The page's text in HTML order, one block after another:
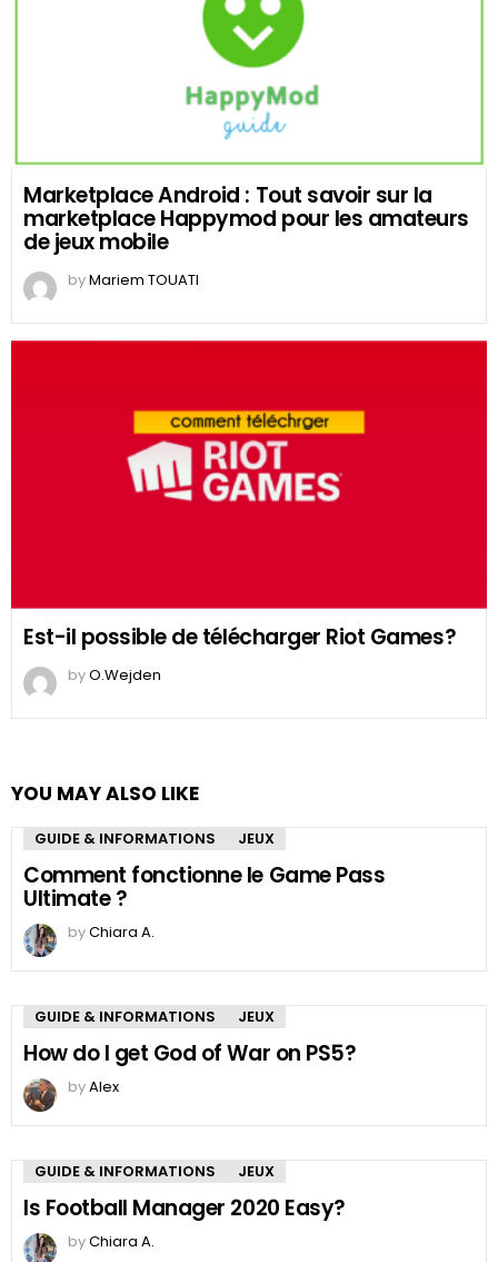
Marketplace Android : Tout savoir sur la
marketplace Happymod pour les amateurs
de jeux mobile
byMariem TOUATI
Est-il possible de télécharger Riot Games?
byO.Wejden
YOU MAY ALSO LIKE
GUIDE & INFORMATIONS JEUX
Comment fonctionne le Game Pass
Ultimate ?
byChiara A.
GUIDE & INFORMATIONS JEUX
How do I get God of War on PS5?
byAlex
GUIDE & INFORMATIONS JEUX
Is Football Manager 2020 Easy?
byChiara A.